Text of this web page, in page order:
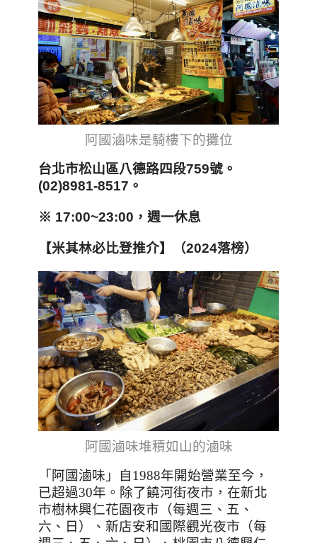
阿國滷味是騎樓下的攤位
台北市松山區八德路四段759號。
(02)8981-8517。
※ 17:00~23:00， 週一休息
【米其林必比登推介】（2024落榜）
阿國滷味堆積如山的滷味
「阿國滷味」自1988年開始營業至今，
已超過30年。除了饒河街夜市，在新北
市樹林興仁花園夜市（每週三、五、
六、日）、新店安和國際觀光夜市（每